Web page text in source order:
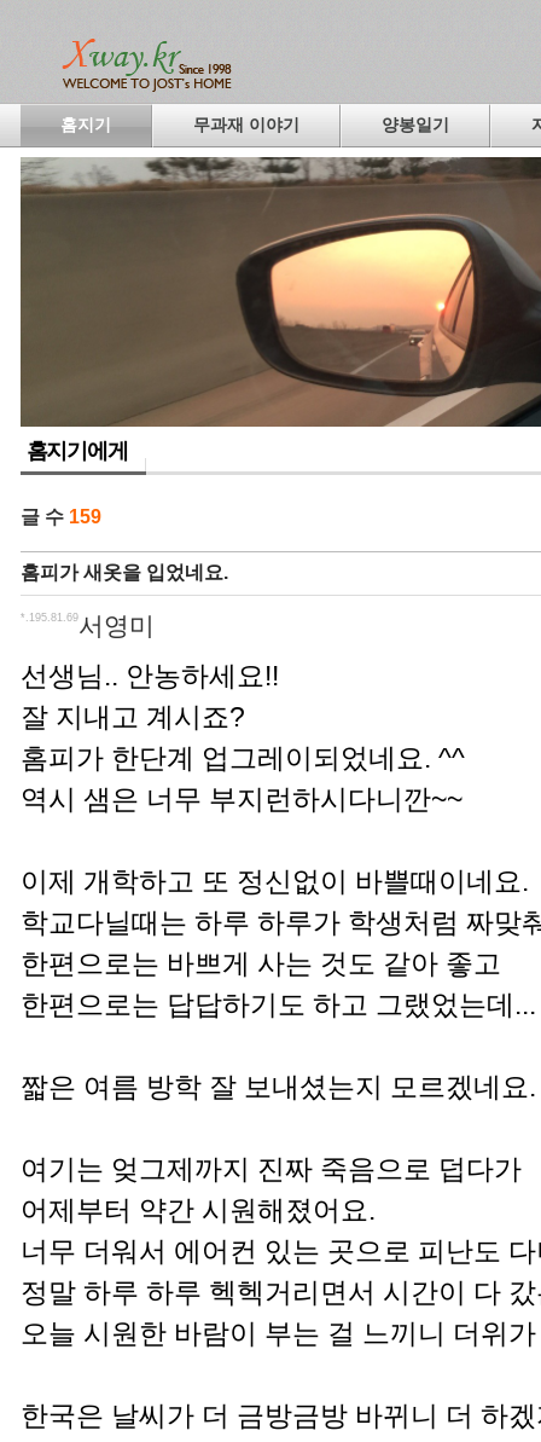
홈지기 무과재 이야기 양봉일기
홈지기에게
글 수 159
홈피가 새옷을 입었네요.
서영미
*.195.81.69
선생님.. 안농하세요!!
잘 지내고 계시죠?
홈피가 한단계 업그레이되었네요. ^^
역시 샘은 너무 부지런하시다니깐~~
이제 개학하고 또 정신없이 바쁠때이네요.
학교다닐때는 하루 하루가 학생처럼 짜맞
한편으로는 바쁘게 사는 것도 같아 좋고
한편으로는 답답하기도 하고 그랬었는데...
짧은 여름 방학 잘 보내셨는지 모르겠네요.
여기는 엊그제까지 진짜 죽음으로 덥다가
어제부터 약간 시원해졌어요.
너무 더워서 에어컨 있는 곳으로 피난도
정말 하루 하루 헥헥거리면서 시간이 다
오늘 시원한 바람이 부는 걸 느끼니 더위
한국은 날씨가 더 금방금방 바뀌니 더 하